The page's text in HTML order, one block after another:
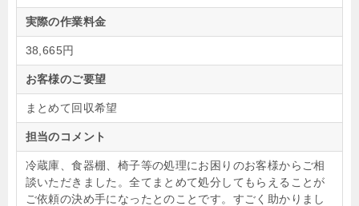
実際の作業料金
38,665円
お客様のご要望
まとめて回収希望
担当のコメント
冷蔵庫、食器棚、椅子等の処理にお困りのお客様からご相
談いただきました。全てまとめて処分してもらえることが
ご依頼の決め手になったとのことです。すごく助かりまし